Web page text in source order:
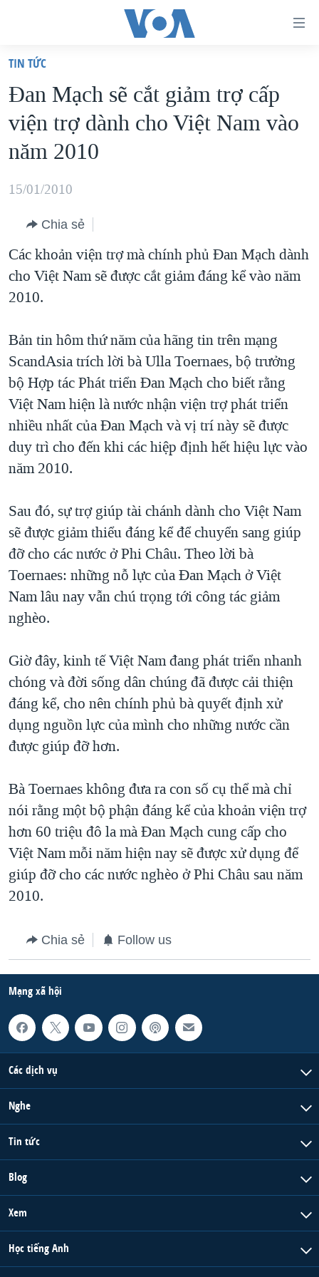
truy
cập
Tới
nội
chính
hướng
chính
Đi
"Tìm"
VIỆT NAM
HOA KỲ
BIỂN ĐÔNG
THẾ GIỚI
DIỄN ĐÀN
MỤC
TỰ DO BÁO CHÍ
NGƯỜI VIỆT HẢI NGOẠI
ĐỜI SỐNG
KINH TẾ
KHOA HỌC
VĂN HOÁ
GIÁO DỤC
CHUYÊN ĐỀ
HÀNH TRÌNH BẦU CỬ 2024
MỘT NĂM CHIẾN TRANH TẠI DẢI GAZA
GIẢI MÃ VÀNH ĐAI & CON ĐƯỜNG
NGÀY TỊ NẠN THẾ GIỚI
TRỊNH VĨNH BÌNH - NGƯỜI HẠ 'BÊN THẮNG CUỘC'
GROUND ZERO – XƯA VÀ NAY
CÁC GIÁ TRỊ CỘNG HÒA Ở VIỆT NAM
THƯỢNG ĐỈNH TRUMP-KIM TẠI VIỆT NAM
TRỊNH VĨNH BÌNH VS. CHÍNH PHỦ VIỆT NAM
NGƯ DÂN VIỆT VÀ LÀN SÓNG TRỘM HẢI SÂM
QUAN HỆ VIỆT MỸ
HỌC TIẾNG ANH
VIDEO
NGHE
MẠNG XÃ HỘI
Ngôn ngữ khác
TIN TỨC
Ðan Mạch sẽ cắt giảm trợ cấp
viện trợ dành cho Việt Nam vào
năm 2010
15/01/2010
Chia sẻ
Các khoản viện trợ mà chính phủ Đan Mạch dành
cho Việt Nam sẽ được cắt giảm đáng kể vào năm
2010.
Bản tin hôm thứ năm của hãng tin trên mạng
ScandAsia trích lời bà Ulla Toernaes, bộ trưởng
bộ Hợp tác Phát triển Đan Mạch cho biết rằng
Việt Nam hiện là nước nhận viện trợ phát triển
nhiều nhất của Đan Mạch và vị trí này sẽ được
duy trì cho đến khi các hiệp định hết hiệu lực vào
năm 2010.
Sau đó, sự trợ giúp tài chánh dành cho Việt Nam
sẽ được giảm thiểu đáng kể để chuyển sang giúp
đỡ cho các nước ở Phi Châu. Theo lời bà
Toernaes: những nỗ lực của Đan Mạch ở Việt
Nam lâu nay vẫn chú trọng tới công tác giảm
nghèo.
Giờ đây, kinh tế Việt Nam đang phát triển nhanh
chóng và đời sống dân chúng đã được cải thiện
đáng kể, cho nên chính phủ bà quyết định xử
dụng nguồn lực của mình cho những nước cần
được giúp đỡ hơn.
Bà Toernaes không đưa ra con số cụ thể mà chỉ
nói rằng một bộ phận đáng kể của khoản viện trợ
hơn 60 triệu đô la mà Đan Mạch cung cấp cho
Việt Nam mỗi năm hiện nay sẽ được xử dụng để
giúp đỡ cho các nước nghèo ở Phi Châu sau năm
2010.
Chia sẻ Follow us
Mạng xã hội
Các dịch vụ
Nghe
Tin tức
Blog
Xem
Học tiếng Anh